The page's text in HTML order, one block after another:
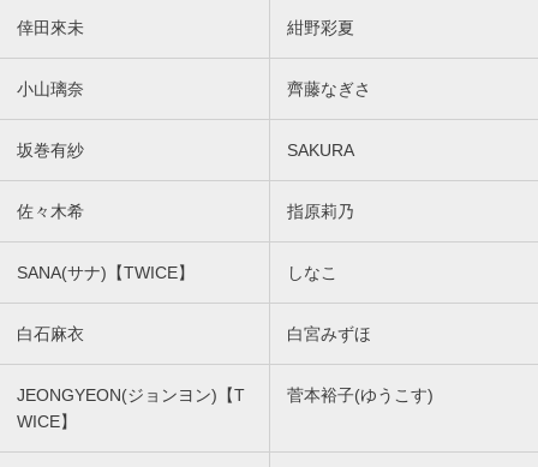
倖田來未 紺野彩夏
小山璃奈 齊藤なぎさ
坂巻有紗 SAKURA
佐々木希 指原莉乃
SANA(サナ)【TWICE】 しなこ
白石麻衣 白宮みずほ
JEONGYEON(ジョンヨン)【T
WICE】
菅本裕子(ゆうこす)